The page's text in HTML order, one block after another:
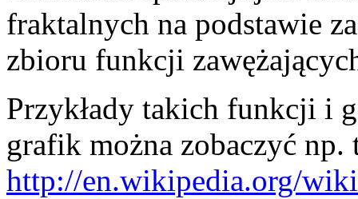
fraktalnych na podstawie
zbioru funkcji
Przykłady takich funkcji i
grafik można zobaczyć np.
http://en.wikipedia.org/